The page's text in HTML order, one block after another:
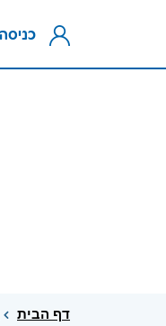
כניסה לאזור האישי
דף הבית